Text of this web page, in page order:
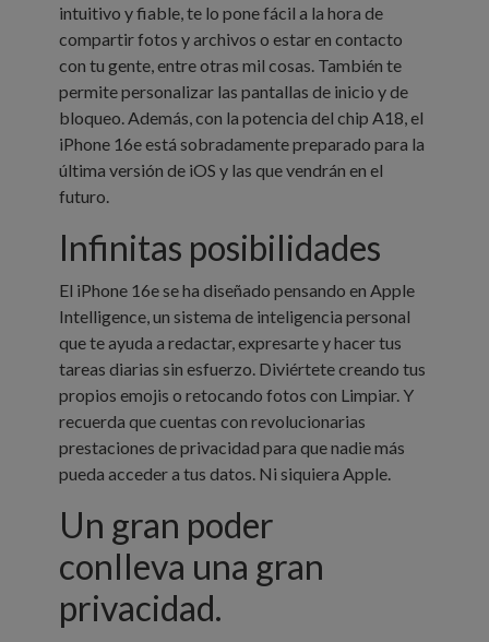
intuitivo y fiable, te lo pone fácil a la hora de
compartir fotos y archivos o estar en contacto
con tu gente, entre otras mil cosas. También te
permite personalizar las pantallas de inicio y de
bloqueo. Además, con la potencia del chip A18, el
iPhone 16e está sobradamente preparado para la
última versión de iOS y las que vendrán en el
futuro.
Infinitas posibilidades
El iPhone 16e se ha diseñado pensando en Apple
Intelligence, un sistema de inteligencia personal
que te ayuda a redactar, expresarte y hacer tus
tareas diarias sin esfuerzo. Diviértete creando tus
propios emojis o retocando fotos con Limpiar. Y
recuerda que cuentas con revolucionarias
prestaciones de privacidad para que nadie más
pueda acceder a tus datos. Ni siquiera Apple.
Un gran poder
conlleva una gran
privacidad.